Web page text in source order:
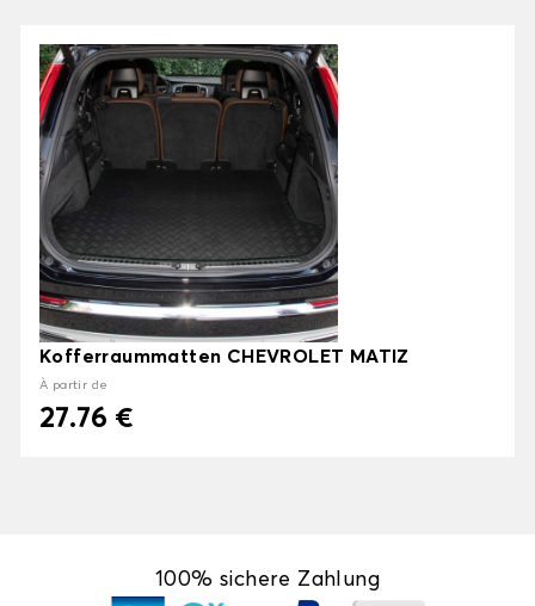
Kofferraummatten CHEVROLET MATIZ
À partir de
27.76 €
100% sichere Zahlung